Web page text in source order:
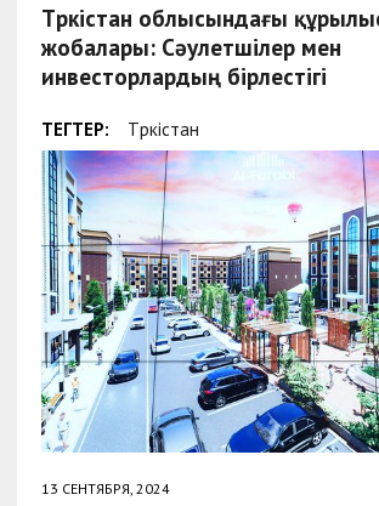
Түркістан облысындағы
жобалары: Сәулетшілер мен
инвесторлардың бірлестігі
ТЕГТЕР: Түркістан
13 СЕНТЯБРЯ, 2024